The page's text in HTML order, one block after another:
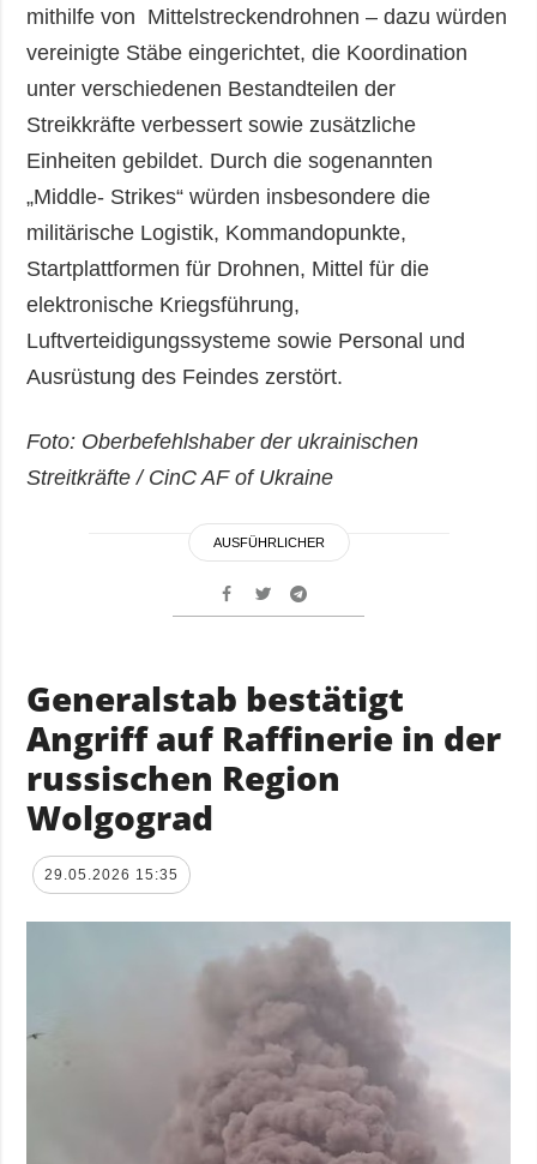
mithilfe von Mittelstreckendrohnen – dazu würden
vereinigte Stäbe eingerichtet, die Koordination
unter verschiedenen Bestandteilen der
Streikkräfte verbessert sowie zusätzliche
Einheiten gebildet. Durch die sogenannten
„Middle- Strikes“ würden insbesondere die
militärische Logistik, Kommandopunkte,
Startplattformen für Drohnen, Mittel für die
elektronische Kriegsführung,
Luftverteidigungssysteme sowie Personal und
Ausrüstung des Feindes zerstört.
Foto: Oberbefehlshaber der ukrainischen
Streitkräfte / CinC AF of Ukraine
AUSFÜHRLICHER
Generalstab bestätigt
Angriff auf Raffinerie in der
russischen Region
Wolgograd
29.05.2026 15:35